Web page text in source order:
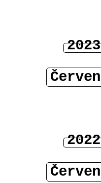
2023
Červen
2022
Červen